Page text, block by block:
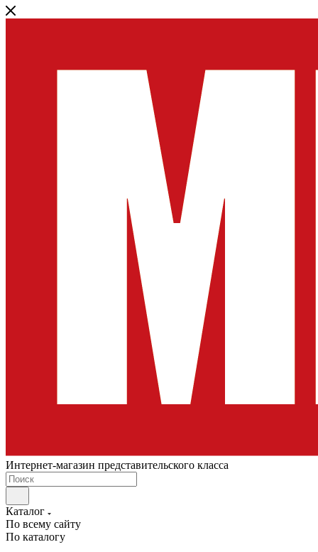
Интернет-магазин представительского класса
Каталог
По всему сайту
По каталогу